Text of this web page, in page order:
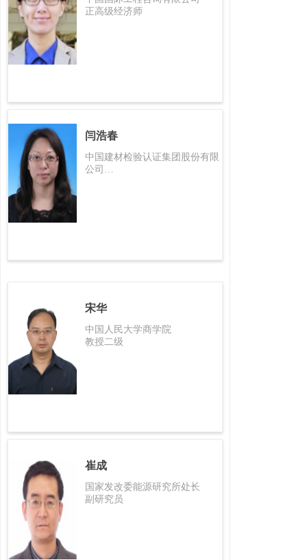
正高级经济师
闫浩春
中国建材检验认证集团股份有限
公司
宋华
中国人民大学商学院
教授二级
崔成
国家发改委能源研究所处长
副研究员